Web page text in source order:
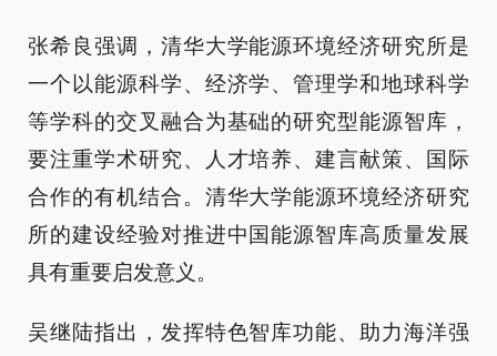
张希良强调，清华大学能源环境经济研究所是
一个以能源科学、经济学、管理学和地球科学
等学科的交叉融合为基础的研究型能源智库，
要注重学术研究、人才培养、建言献策、国际
合作的有机结合。清华大学能源环境经济研究
所的建设经验对推进中国能源智库高质量发展
具有重要启发意义。
吴继陆指出，发挥特色智库功能、助力海洋强